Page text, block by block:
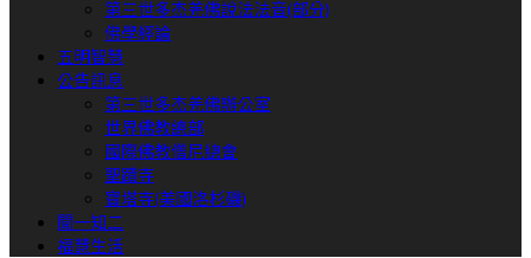
第三世多杰羌佛說法法音(部分)
佛學經論
五明智慧
公告訊息
第三世多杰羌佛辦公室
世界佛教總部
國際佛教僧尼總會
聖蹟寺
寶塔寺(美國洛杉磯)
聞一知二
福慧生活